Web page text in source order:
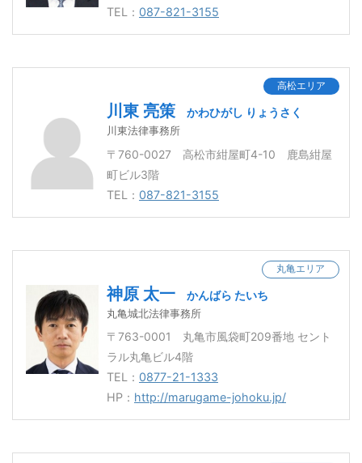
TEL： 087-821-3155
高松エリア
川東 亮策 かわひがし りょうさく
川東法律事務所
〒760-0027 高松市紺屋町4-10 鹿島紺屋
町ビル3階
TEL： 087-821-3155
丸亀エリア
神原 太一 かんばら たいち
丸亀城北法律事務所
〒763-0001 丸亀市風袋町209番地 セント
ラル丸亀ビル4階
TEL： 0877-21-1333
HP： http://marugame-johoku.jp/